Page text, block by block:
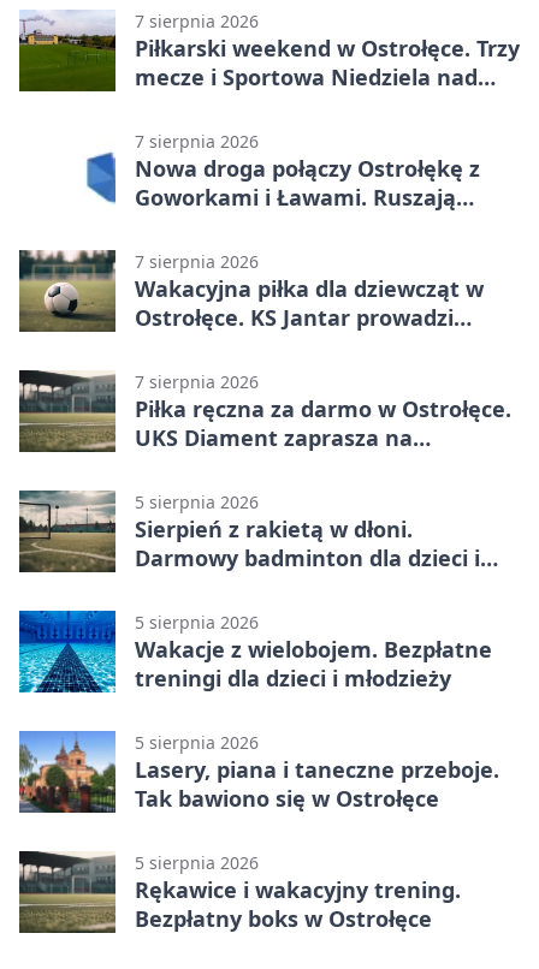
7 sierpnia 2026
Piłkarski weekend w Ostrołęce. Trzy
mecze i Sportowa Niedziela nad
7 sierpnia 2026
Nowa droga połączy Ostrołękę z
Goworkami i Ławami. Ruszają
7 sierpnia 2026
Wakacyjna piłka dla dziewcząt w
Ostrołęce. KS Jantar prowadzi
7 sierpnia 2026
Piłka ręczna za darmo w Ostrołęce.
UKS Diament zaprasza na
5 sierpnia 2026
Sierpień z rakietą w dłoni.
Darmowy badminton dla dzieci i
5 sierpnia 2026
Wakacje z wielobojem. Bezpłatne
treningi dla dzieci i młodzieży
5 sierpnia 2026
Lasery, piana i taneczne przeboje.
Tak bawiono się w Ostrołęce
5 sierpnia 2026
Rękawice i wakacyjny trening.
Bezpłatny boks w Ostrołęce